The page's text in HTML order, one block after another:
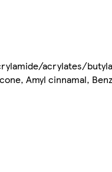
acrylates/
Amyl cinnamal,